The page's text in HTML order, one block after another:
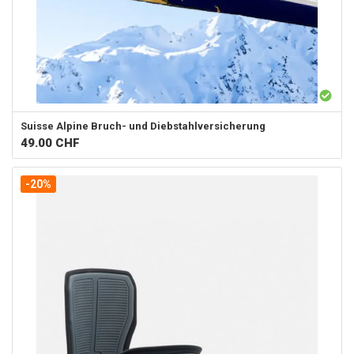
Suisse Alpine Bruch- und Diebstahlversicherung
49.00 CHF
-20%